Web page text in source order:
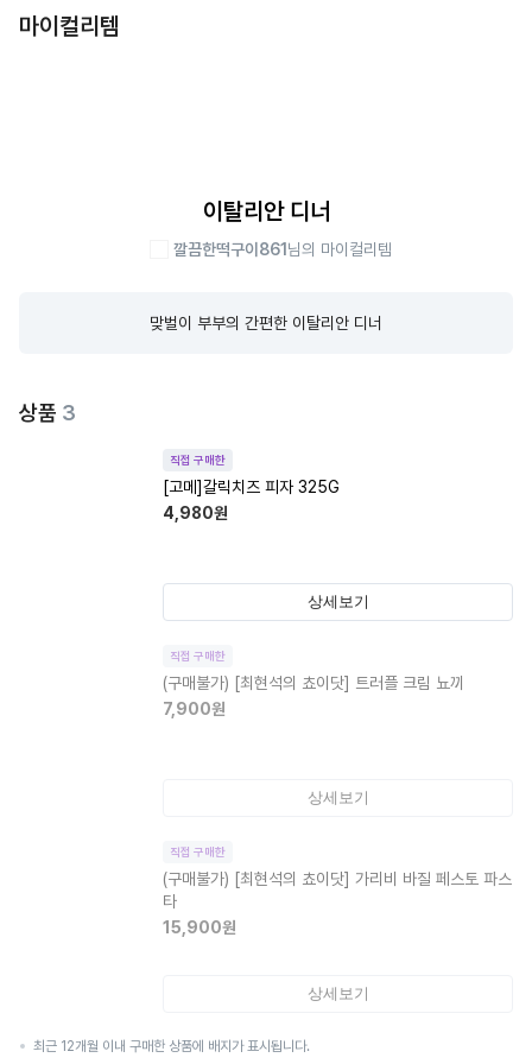
마이컬리템
이탈리안 디너
깔끔한떡구이861 님의 마이컬리템
맞벌이 부부의 간편한 이탈리안 디너
상품 3
직접 구매한
[고메]갈릭치즈 피자 325G
4,980원
상세보기
직접 구매한
(구매불가) [최현석의 쵸이닷] 트러플 크림 뇨끼
7,900원
상세보기
직접 구매한
(구매불가) [최현석의 쵸이닷] 가리비 바질 페스토 파스
타
15,900원
상세보기
최근 12개월 이내 구매한 상품에 배지가 표시됩니다.